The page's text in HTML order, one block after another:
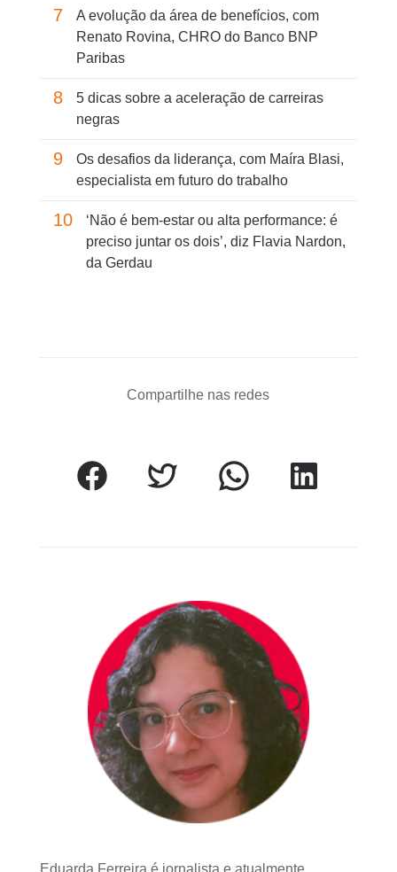
7
A evolução da área de benefícios, com
Renato Rovina, CHRO do Banco BNP
Paribas
8
5 dicas sobre a aceleração de carreiras
negras
9
Os desafios da liderança, com Maíra Blasi,
especialista em futuro do trabalho
10
‘Não é bem-estar ou alta performance: é
preciso juntar os dois’, diz Flavia Nardon,
da Gerdau
Compartilhe nas redes
Eduarda Ferreira é jornalista e atualmente